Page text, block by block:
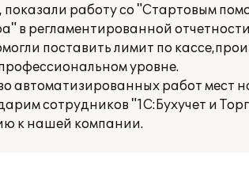
показали работу со "Стартовым
в регламентированной
поставить лимит по
уровне.
автоматизированных работ мест
сотрудников "1С:Бухучет и
к нашей компании.